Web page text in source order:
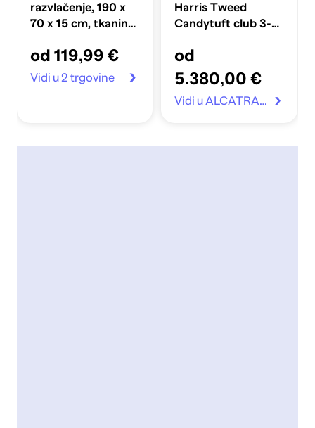
razvlačenje, 190 x
70 x 15 cm, tkanina,
od 119,99 €
Vidi u 2 trgovine
Harris Tweed
Candytuft club 3-
od
5.380,00 €
Vidi u ALCATRAZ.hr